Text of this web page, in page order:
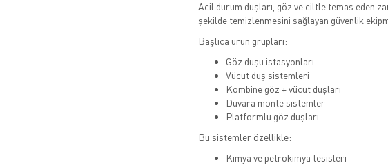
Acil durum duşları, göz ve ciltle temas eden
şekilde temizlenmesini sağlayan güvenlik
Başlıca ürün grupları:
Göz duşu istasyonları
Vücut duş sistemleri
Kombine göz + vücut duşları
Duvara monte sistemler
Platformlu göz duşları
Bu sistemler özellikle:
Kimya ve petrokimya tesisleri